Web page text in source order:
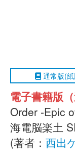
通常版(紙
電子書籍版
Order ‐Epic
海電脳楽土
(著者： 西出